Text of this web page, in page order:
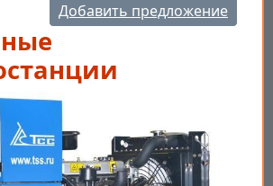
Добавить предложение